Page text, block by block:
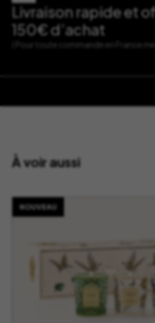
Livraison rapide et
150€ d’achat
( Pour toute commande en France
À voir aussi
NOUVEAU